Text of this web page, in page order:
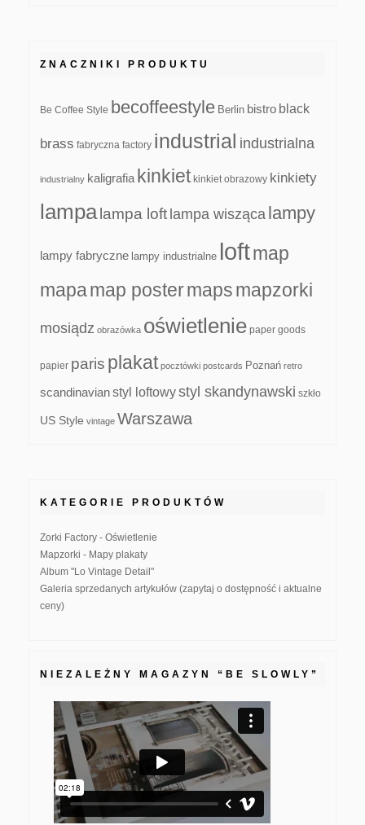
ZNACZNIKI PRODUKTU
Be Coffee Style becoffeestyle Berlin bistro black
brass fabryczna factory industrial industrialna
industrialny kaligrafia kinkiet kinkiet obrazowy kinkiety
lampa lampa loft lampa wisząca lampy
lampy fabryczne lampy industrialne loftmap
mapamap postermapsmapzorki
mosiądz obrazówka oświetlenie paper goods
papier paris plakat pocztówki postcards Poznań retro
scandinavianstyl loftowystyl skandynawski szkło
US Style vintage Warszawa
KATEGORIE PRODUKTÓW
Zorki Factory - Oświetlenie
Mapzorki - Mapy plakaty
Album "Lo Vintage Detail"
Galeria sprzedanych artykułów (zapytaj o dostępność i aktualne
ceny)
NIEZALEŻNY MAGAZYN “BE SLOWLY”